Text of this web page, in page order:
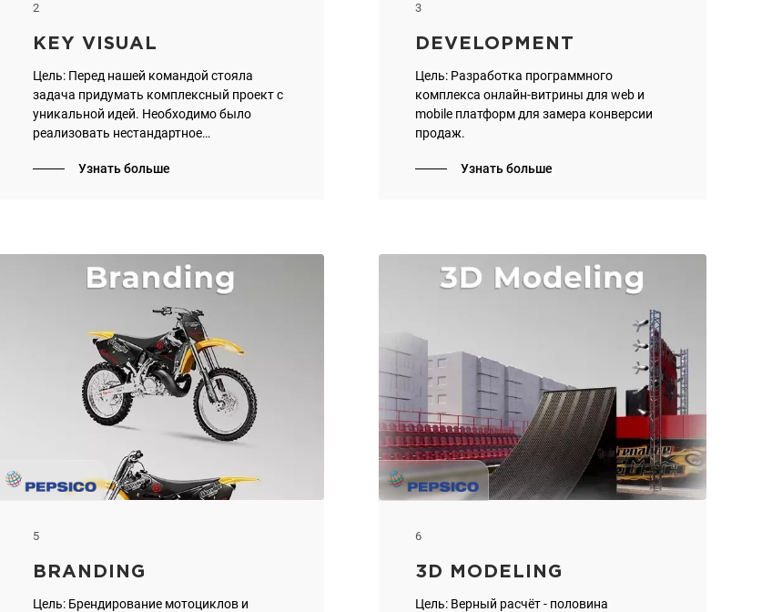
2
KEY VISUAL
Цель: Перед нашей командой стояла
задача придумать комплексный проект с
уникальной идей. Необходимо было
реализовать нестандартное
масштаба, удивить не только клиентов,
Узнать больше
3
DEVELOPMENT
Цель: Разработка программного
комплекса онлайн-витрины для web и
mobile платформ для замера конверсии
продаж.
Узнать больше
5
BRANDING
Цель: Брендирование мотоциклов и
6
3D MODELING
Цель: Верный расчёт - половина